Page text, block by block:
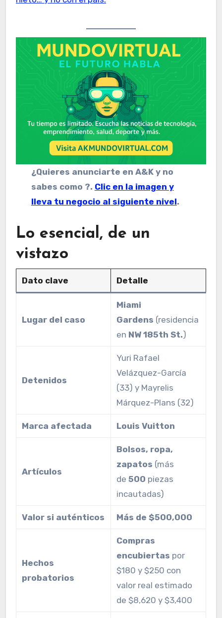
¿Quieres anunciarte en A&K y no
sabes como ?. Clic en la imagen y
lleva tu negocio al siguiente nivel.
Lo esencial, de un
vistazo
Dato clave Detalle
Lugar del caso
Miami
Gardens (residencia
en NW 185th St.)
Detenidos
Yuri Rafael
Velázquez-García
(33) y Mayrelis
Márquez-Plans (32)
Marca afectada Louis Vuitton
Artículos
Bolsos, ropa,
zapatos (más
de500 piezas
incautadas)
Valor si auténticos Más de $500,000
Hechos
probatorios
Compras
encubiertas por
$180 y $250 con
valor real estimado
de $8,620 y $3,400